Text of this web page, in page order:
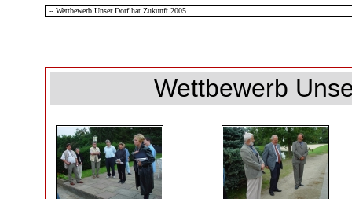
Wettbewerb